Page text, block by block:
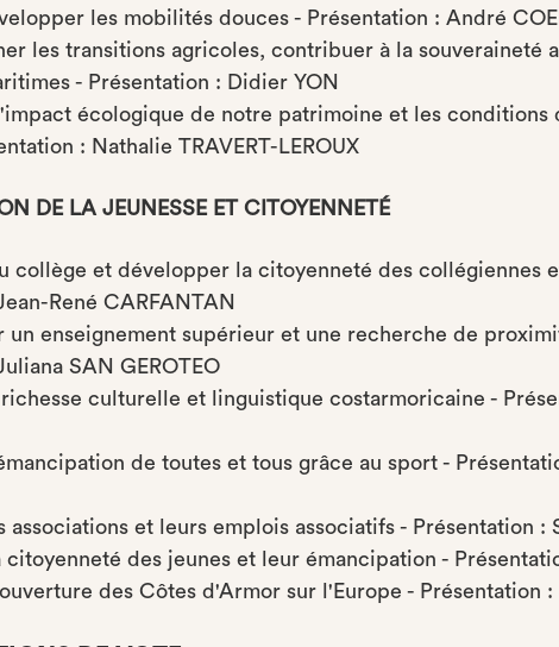
les mobilités douces - Présentation : André
les transitions agricoles, contribuer à la souveraineté
- Présentation : Didier YON
écologique de notre patrimoine et les conditions
: Nathalie TRAVERT-LEROUX
DE LA JEUNESSE ET CITOYENNETÉ
collège et développer la citoyenneté des collégiennes
René CARFANTAN
un enseignement supérieur et une recherche de
SAN GEROTEO
culturelle et linguistique costarmoricaine -
de toutes et tous grâce au sport -
associations et leurs emplois associatifs - Présentation :
citoyenneté des jeunes et leur émancipation -
des Côtes d'Armor sur l'Europe - Présentation :